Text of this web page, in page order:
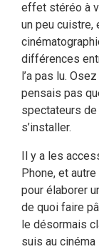
effet stéréo à
un peu cuistre,
différences
l’a pas lu.
pensais pas
spectateurs
s’installer.
Il y a les
Phone, et
pour élaborer
de quoi faire
le désormais
suis au